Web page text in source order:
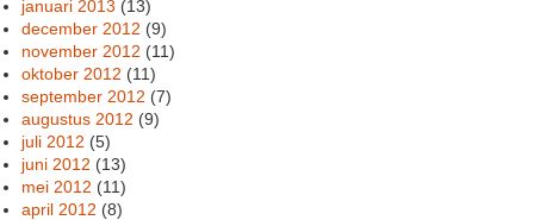
januari 2013 (13)
december 2012 (9)
november 2012 (11)
oktober 2012 (11)
september 2012 (7)
augustus 2012 (9)
juli 2012 (5)
juni 2012 (13)
mei 2012 (11)
april 2012 (8)